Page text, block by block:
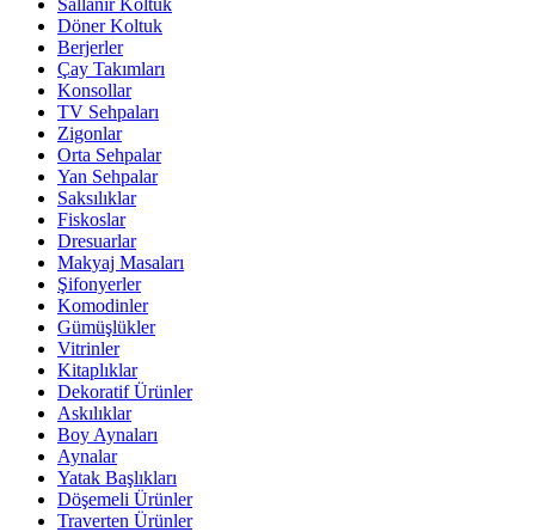
Döner Koltuk
Berjerler
Çay Takımları
Konsollar
TV Sehpaları
Zigonlar
Orta Sehpalar
Yan Sehpalar
Saksılıklar
Fiskoslar
Dresuarlar
Makyaj Masaları
Şifonyerler
Komodinler
Gümüşlükler
Vitrinler
Kitaplıklar
Dekoratif Ürünler
Askılıklar
Boy Aynaları
Aynalar
Yatak Başlıkları
Döşemeli Ürünler
Traverten Ürünler